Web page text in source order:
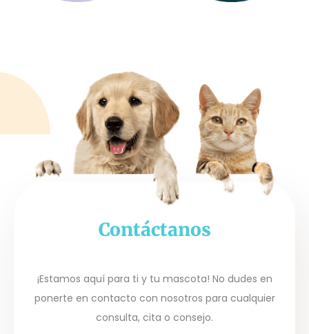
Contáctanos
¡Estamos aquí para ti y tu mascota! No dudes en
ponerte en contacto con nosotros para cualquier
consulta, cita o consejo.